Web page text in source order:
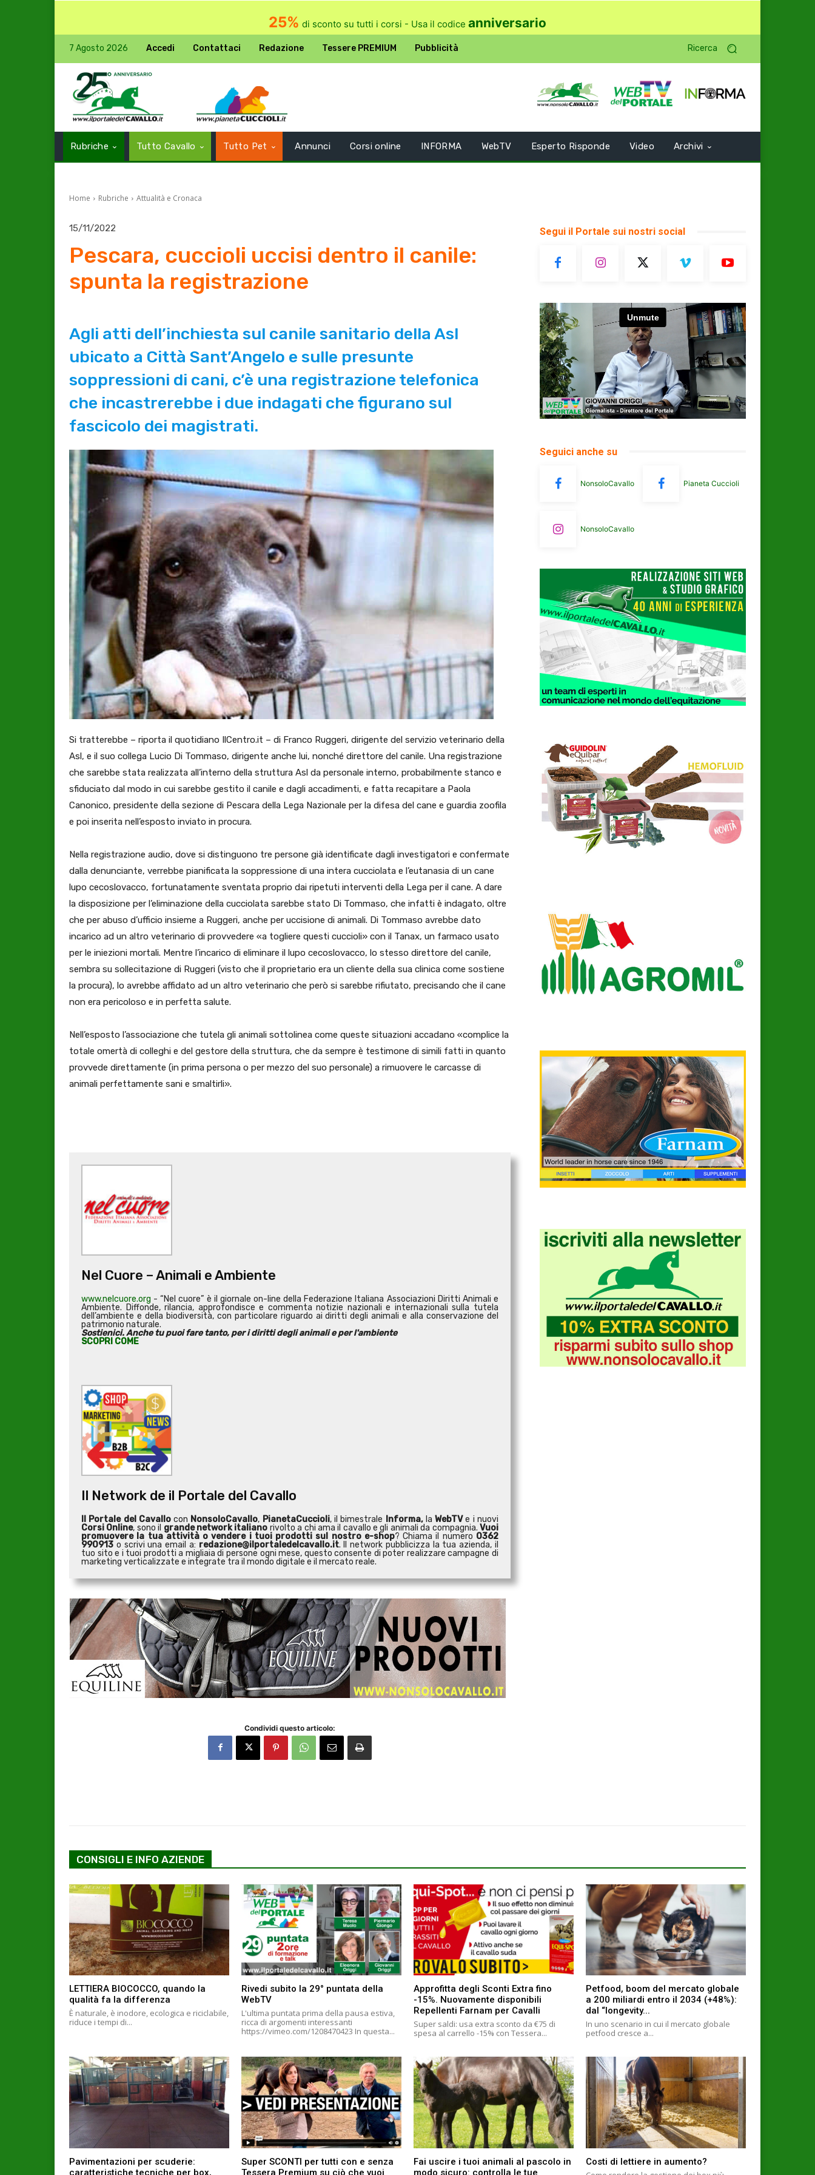
25% di sconto su tutti i corsi - Usa il codice anniversario
7 Agosto 2026 Accedi Contattaci Redazione Tessere PREMIUM Pubblicità Ricerca
Rubriche Tutto Cavallo Tutto Pet Annunci Corsi online INFORMA WebTV Esperto Risponde Video Archivi
Home Rubriche Attualità e Cronaca
15/11/2022
Pescara, cuccioli uccisi dentro il canile:
spunta la registrazione
Agli atti dell’inchiesta sul canile sanitario della Asl
ubicato a Città Sant’Angelo e sulle presunte
soppressioni di cani, c’è una registrazione telefonica
che incastrerebbe i due indagati che figurano sul
fascicolo dei magistrati.
Si tratterebbe – riporta il quotidiano IlCentro.it – di Franco Ruggeri, dirigente del servizio veterinario della
Asl, e il suo collega Lucio Di Tommaso, dirigente anche lui, nonché direttore del canile. Una registrazione
che sarebbe stata realizzata all’interno della struttura Asl da personale interno, probabilmente stanco e
sfiduciato dal modo in cui sarebbe gestito il canile e dagli accadimenti, e fatta recapitare a Paola
Canonico, presidente della sezione di Pescara della Lega Nazionale per la difesa del cane e guardia zoofila
e poi inserita nell’esposto inviato in procura.
Nella registrazione audio, dove si distinguono tre persone già identificate dagli investigatori e confermate
dalla denunciante, verrebbe pianificata la soppressione di una intera cucciolata e l’eutanasia di un cane
lupo cecoslovacco, fortunatamente sventata proprio dai ripetuti interventi della Lega per il cane. A dare
la disposizione per l’eliminazione della cucciolata sarebbe stato Di Tommaso, che infatti è indagato, oltre
che per abuso d’ufficio insieme a Ruggeri, anche per uccisione di animali. Di Tommaso avrebbe dato
incarico ad un altro veterinario di provvedere «a togliere questi cuccioli» con il Tanax, un farmaco usato
per le iniezioni mortali. Mentre l’incarico di eliminare il lupo cecoslovacco, lo stesso direttore del canile,
sembra su sollecitazione di Ruggeri (visto che il proprietario era un cliente della sua clinica come sostiene
la procura), lo avrebbe affidato ad un altro veterinario che però si sarebbe rifiutato, precisando che il cane
non era pericoloso e in perfetta salute.
Nell’esposto l’associazione che tutela gli animali sottolinea come queste situazioni accadano «complice la
totale omertà di colleghi e del gestore della struttura, che da sempre è testimone di simili fatti in quanto
provvede direttamente (in prima persona o per mezzo del suo personale) a rimuovere le carcasse di
animali perfettamente sani e smaltirli».
Nel Cuore – Animali e Ambiente
www.nelcuore.org - “Nel cuore” è il giornale on-line della Federazione Italiana Associazioni Diritti Animali e
Ambiente. Diffonde, rilancia, approfondisce e commenta notizie nazionali e internazionali sulla tutela
dell’ambiente e della biodiversità, con particolare riguardo ai diritti degli animali e alla conservazione del
patrimonio naturale.
Sostienici. Anche tu puoi fare tanto, per i diritti degli animali e per l'ambiente
SCOPRI COME
Il Network de il Portale del Cavallo
Il Portale del Cavallocon NonsoloCavallo, PianetaCuccioli, il bimestrale Informa,laWebTVe i nuovi
Corsi Online, sono il grande network italiano rivolto a chi ama il cavallo e gli animali da compagnia.Vuoi
promuovere la tua attività o vendere i tuoi prodotti sul nostro e-shop? Chiama il numero 0362
990913 o scrivi una email a: redazione@ilportaledelcavallo.it. Il network pubblicizza la tua azienda, il
tuo sito e i tuoi prodotti a migliaia di persone ogni mese, questo consente di poter realizzare campagne di
marketing verticalizzate e integrate tra il mondo digitale e il mercato reale.
Condividi questo articolo:
Segui il Portale sui nostri social
Seguici anche su
NonsoloCavallo Pianeta Cuccioli
NonsoloCavallo
CONSIGLI E INFO AZIENDE
LETTIERA BIOCOCCO, quando la
qualità fa la differenza
È naturale, è inodore, ecologica e riciclabile,
riduce i tempi di...
Rivedi subito la 29° puntata della
WebTV
L'ultima puntata prima della pausa estiva,
ricca di argomenti interessanti
https://vimeo.com/1208470423 In questa...
Approfitta degli Sconti Extra fino
-15%. Nuovamente disponibili
Repellenti Farnam per Cavalli
Super saldi: usa extra sconto da €75 di
spesa al carrello -15% con Tessera...
Petfood, boom del mercato globale
a 200 miliardi entro il 2034 (+48%):
dal “longevity...
In uno scenario in cui il mercato globale
petfood cresce a...
Pavimentazioni per scuderie:
caratteristiche tecniche per box,
Super SCONTI per tutti con e senza
Tessera Premium su ciò che vuoi
Fai uscire i tuoi animali al pascolo in
modo sicuro: controlla le tue
Costi di lettiere in aumento?